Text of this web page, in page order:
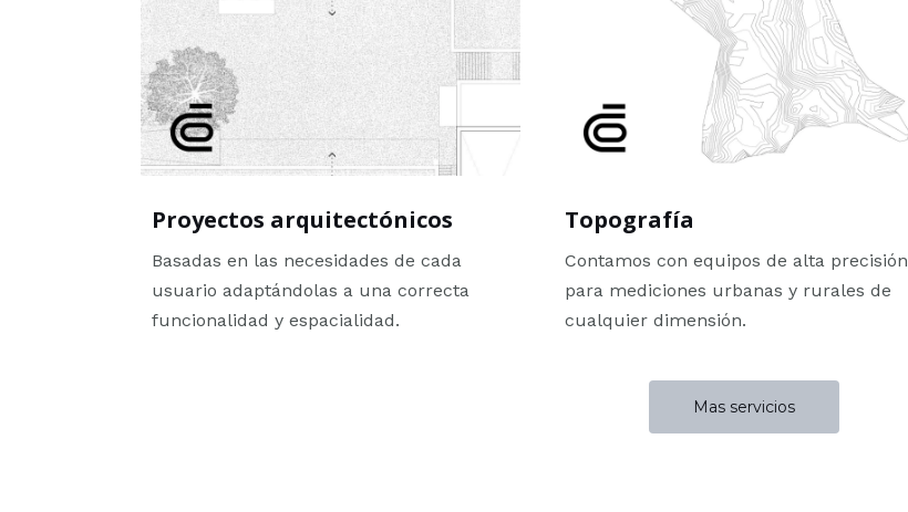
Proyectos arquitectónicos
Basadas en las necesidades de cada
usuario adaptándolas a una correcta
funcionalidad y espacialidad.
Topografía
Contamos con equipos de alta precisión
para mediciones urbanas y rurales de
cualquier dimensión.
Mas servicios